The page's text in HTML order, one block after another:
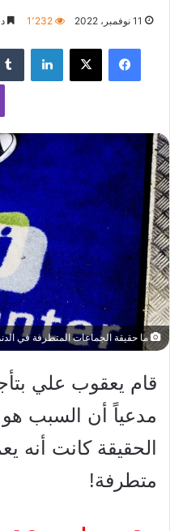
11 نوفمبر، 2022 1٬232
فيسبوك لينكدإن
ما حقيقة الجماعات المتطرفة في
قام يعقوب علي
مدعياً أن السبب
الحقيقة كانت أنه
متطرفة!